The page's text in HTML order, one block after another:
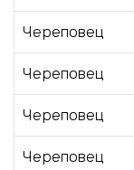
Череповец
Череповец
Череповец
Череповец